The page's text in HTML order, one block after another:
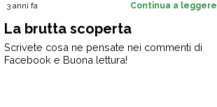
3 anni fa Continua a leggere
La brutta scoperta
Scrivete cosa ne pensate nei commenti di
Facebook e Buona lettura!